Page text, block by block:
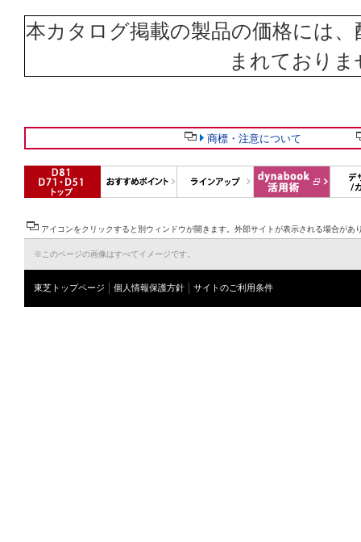
本カタログ掲載の製品の価格には
まれておりま
商標・注意について
アイコンをクリックすると別ウィンドウが開きます。外部サイトが表示される場合があ
※このページの画像はすべてイメージです。
東芝トップページ 個人情報保護方針 サイトのご利用条件